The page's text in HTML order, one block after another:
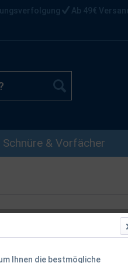
Ab 49€
Schnüre & Vorfächer
Zeck Lure
Ihnen die bestmögliche